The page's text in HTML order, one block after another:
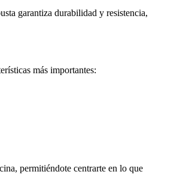
garantiza durabilidad y resistencia,
más importantes:
permitiéndote centrarte en lo que